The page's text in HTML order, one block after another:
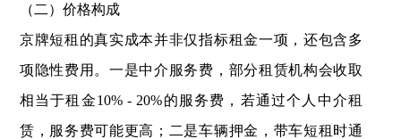
（二）价格构成
京牌短租的真实成本并非仅指标租金一项，还包含多
项隐性费用。一是中介服务费，部分租赁机构会收取
相当于租金10% - 20%的服务费，若通过个人中介租
赁，服务费可能更高；二是车辆押金，带车短租时通